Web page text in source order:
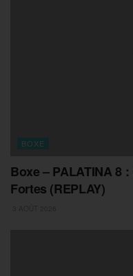
BOXE
Boxe – PALATINA 8
Fortes (REPLAY)